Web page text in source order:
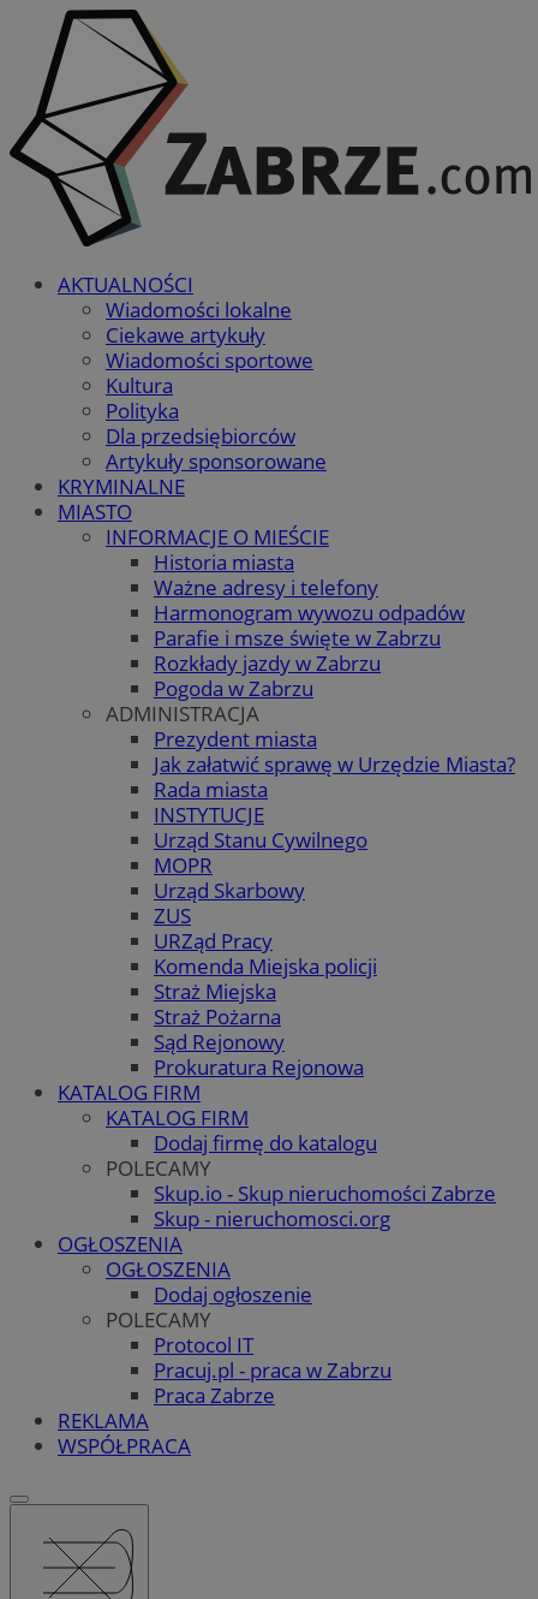
AKTUALNOŚCI
Wiadomości lokalne
Ciekawe artykuły
Wiadomości sportowe
Kultura
Polityka
Dla przedsiębiorców
Artykuły sponsorowane
KRYMINALNE
MIASTO
INFORMACJE O MIEŚCIE
Historia miasta
Ważne adresy i telefony
Harmonogram wywozu odpadów
Parafie i msze święte w Zabrzu
Rozkłady jazdy w Zabrzu
Pogoda w Zabrzu
ADMINISTRACJA
Prezydent miasta
Jak załatwić sprawę w Urzędzie Miasta?
Rada miasta
INSTYTUCJE
Urząd Stanu Cywilnego
MOPR
Urząd Skarbowy
ZUS
URZąd Pracy
Komenda Miejska policji
Straż Miejska
Straż Pożarna
Sąd Rejonowy
Prokuratura Rejonowa
KATALOG FIRM
KATALOG FIRM
Dodaj firmę do katalogu
POLECAMY
Skup.io - Skup nieruchomości Zabrze
Skup - nieruchomosci.org
OGŁOSZENIA
OGŁOSZENIA
Dodaj ogłoszenie
POLECAMY
Protocol IT
Pracuj.pl - praca w Zabrzu
Praca Zabrze
REKLAMA
WSPÓŁPRACA